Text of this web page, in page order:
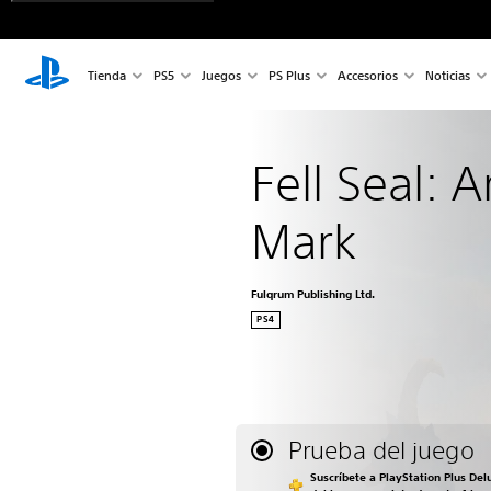
Tienda PS5 Juegos PS Plus Accesorios Noticias
Fell Seal:
Mark
Fulqrum Publishing Ltd.
PS4
Prueba del juego
Suscríbete a PlayStation Plus